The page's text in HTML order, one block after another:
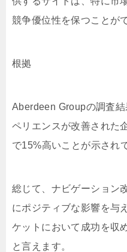
競争優位性を保つことが
根拠
Aberdeen Groupの調査
ペリエンスが改善された
で15%高いことが示され
総じて、ナビゲーション
にポジティブな影響を与
ケットにおいて成功を収
と言えます。